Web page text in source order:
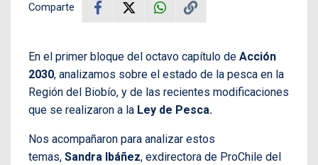
Comparte
En el primer bloque del octavo capítulo de Acción
2030, analizamos sobre el estado de la pesca en la
Región del Biobío, y de las recientes modificaciones
que se realizaron a la Ley de Pesca.
Nos acompañaron para analizar estos
temas, Sandra Ibáñez, exdirectora de ProChile del